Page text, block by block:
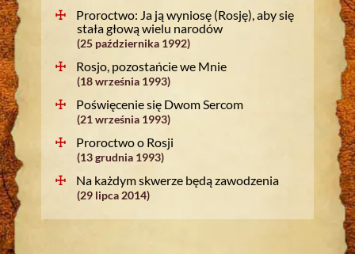
Proroctwo: Ja ją wyniosę (Rosję), aby się
stała głową wielu narodów
(25 października 1992)
Rosjo, pozostańcie we Mnie
(18 września 1993)
Poświęcenie się Dwom Sercom
(21 września 1993)
Proroctwo o Rosji
(13 grudnia 1993)
Na każdym skwerze będą zawodzenia
(29 lipca 2014)